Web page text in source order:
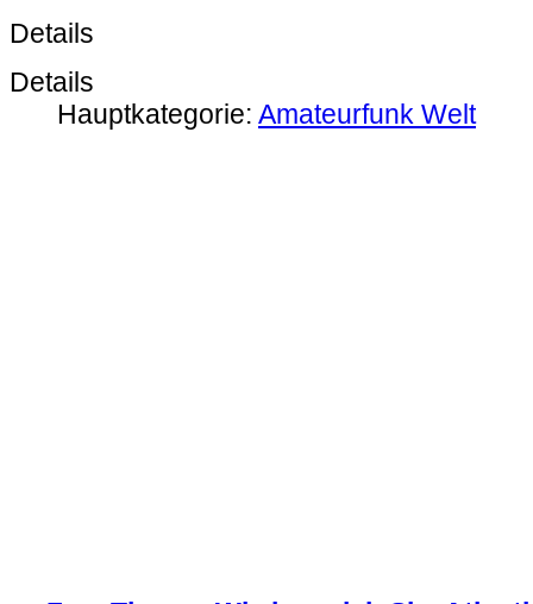
Details
Details
Hauptkategorie: Amateurfunk Welt